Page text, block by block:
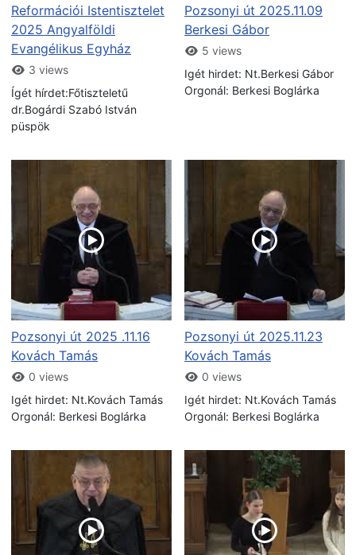
Reformációi Istentisztelet
2025 Angyalföldi
Evangélikus Egyház
3 views
Ígét hírdet:Főtiszteletű
dr.Bogárdi Szabó István
püspök
Pozsonyi út 2025.11.09
Berkesi Gábor
5 views
Igét hirdet: Nt.Berkesi Gábor
Orgonál: Berkesi Boglárka
Pozsonyi út 2025 .11.16
Kovách Tamás
0 views
Igét hirdet: Nt.Kovách Tamás
Orgonál: Berkesi Boglárka
Pozsonyi út 2025.11.23
Kovách Tamás
0 views
Igét hirdet: Nt.Kovách Tamás
Orgonál: Berkesi Boglárka